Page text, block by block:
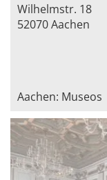
Wilhelmstr. 18
52070 Aachen
Aachen: Museos